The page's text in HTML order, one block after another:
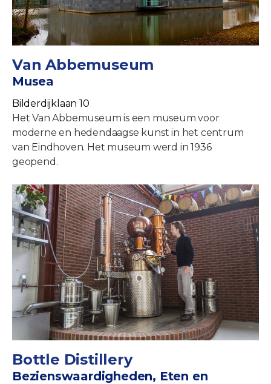
Van Abbemuseum
Musea
Bilderdijklaan 10
Het Van Abbemuseum is een museum voor
moderne en hedendaagse kunst in het centrum
van Eindhoven. Het museum werd in 1936
geopend.
Bottle Distillery
Bezienswaardigheden, Eten en